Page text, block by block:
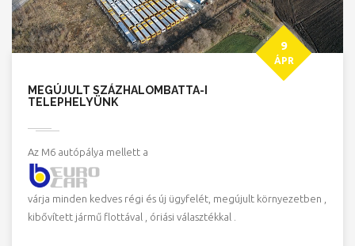
MEGÚJULT SZÁZHALOMBATTA-I
TELEPHELYÜNK
9
ÁPR
Az M6 autópálya mellett a
várja minden kedves régi és új ügyfelét, megújult környezetben ,
kibővített jármű flottával , óriási választékkal .